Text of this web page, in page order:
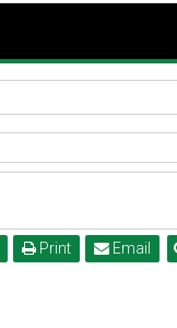
Print Email